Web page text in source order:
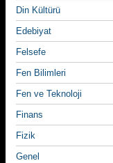
Din Kültürü
Edebiyat
Felsefe
Fen Bilimleri
Fen ve Teknoloji
Finans
Fizik
Genel